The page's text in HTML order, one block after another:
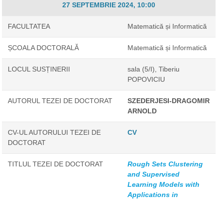
27 SEPTEMBRIE 2024, 10:00
FACULTATEA Matematică și Informatică
ȘCOALA DOCTORALĂ Matematică și Informatică
LOCUL SUSȚINERII
sala (5/I), Tiberiu
POPOVICIU
AUTORUL TEZEI DE DOCTORAT
SZEDERJESI-DRAGOMIR
ARNOLD
CV-UL AUTORULUI TEZEI DE
DOCTORAT
CV
TITLUL TEZEI DE DOCTORAT
Rough Sets Clustering
and Supervised
Learning Models with
Applications in